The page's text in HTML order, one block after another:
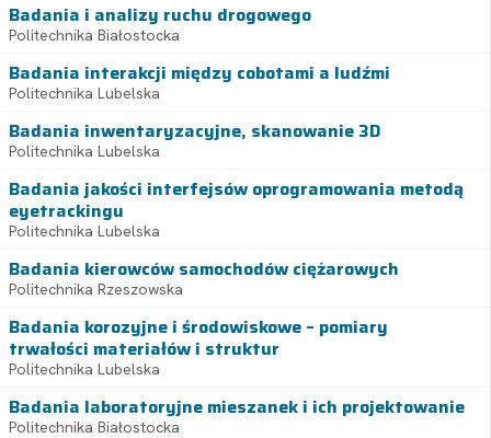
Badania i analizy ruchu drogowego
Politechnika Białostocka
Badania interakcji między cobotami a ludźmi
Politechnika Lubelska
Badania inwentaryzacyjne, skanowanie 3D
Politechnika Lubelska
Badania jakości interfejsów oprogramowania metodą
eyetrackingu
Politechnika Lubelska
Badania kierowców samochodów ciężarowych
Politechnika Rzeszowska
Badania korozyjne i środowiskowe – pomiary
trwałości materiałów i struktur
Politechnika Lubelska
Badania laboratoryjne mieszanek i ich projektowanie
Politechnika Białostocka